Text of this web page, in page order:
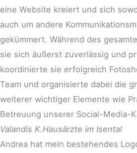
eine Website kreiert und sich
auch um andere
gekümmert. Während des
sie sich äußerst zuverlässig und
koordinierte sie erfolgreich
Team und organisierte dabei die
weiterer wichtiger Elemente wie
Betreuung unserer Social-Media-
Valandis K.Hausärzte im Isental
Andrea hat mein bestehendes